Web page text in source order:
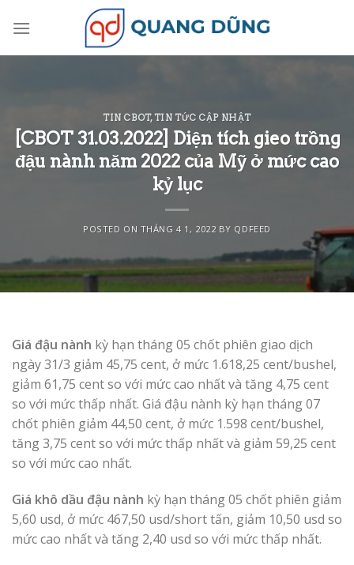
TIN CBOT, TIN TỨC CẬP NHẬT
[CBOT 31.03.2022] Diện tích gieo trồng
đậu nành năm 2022 của Mỹ ở mức cao
kỷ lục
POSTED ON THÁNG 4 1, 2022 BY QDFEED
Giá đậu nành kỳ hạn tháng 05 chốt phiên giao dịch
ngày 31/3 giảm 45,75 cent, ở mức 1.618,25 cent/bushel,
giảm 61,75 cent so với mức cao nhất và tăng 4,75 cent
so với mức thấp nhất. Giá đậu nành kỳ hạn tháng 07
chốt phiên giảm 44,50 cent, ở mức 1.598 cent/bushel,
tăng 3,75 cent so với mức thấp nhất và giảm 59,25 cent
so với mức cao nhất.
Giá khô dầu đậu nành kỳ hạn tháng 05 chốt phiên giảm
5,60 usd, ở mức 467,50 usd/short tấn, giảm 10,50 usd so
mức cao nhất và tăng 2,40 usd so với mức thấp nhất.